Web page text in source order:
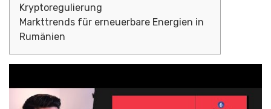
Kryptoregulierung
Markttrends für erneuerbare Energien in
Rumänien